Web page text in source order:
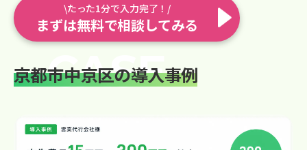
\たった1分で入力完了！/
まずは無料で相談してみる
京都市中京区の導入事例